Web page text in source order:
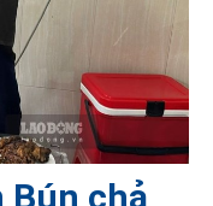
Bún chả